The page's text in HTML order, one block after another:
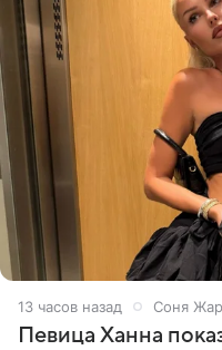
13 часов назад Соня
Певица Ханна